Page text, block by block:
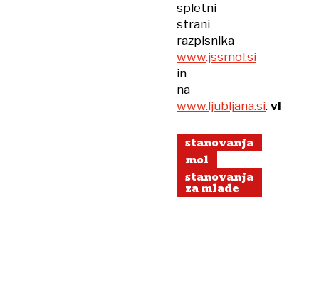
spletni
strani
razpisnika
www.jssmol.si
in
na
www.ljubljana.si. vl
stanovanja
mol
stanovanja
za mlade